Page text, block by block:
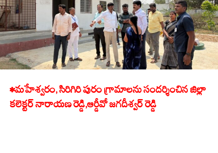
•మహేశ్వరం, సిరిగిరి పురం గ్రామాలను సందర్శించిన జిల్లా
కలెక్టర్ నారాయణ రెడ్డి,ఆర్డీవో జగదీశ్వర్ రెడ్డి